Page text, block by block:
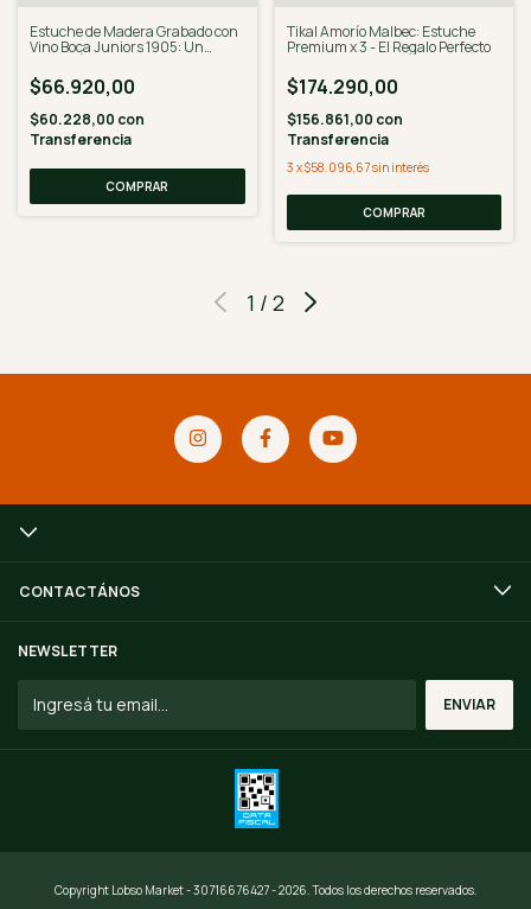
Estuche de Madera Grabado con
Vino Boca Juniors 1905: Un
$66.920,00
$60.228,00 con
Transferencia
COMPRAR
Tikal Amorío Malbec: Estuche
Premium x 3 - El Regalo Perfecto
$174.290,00
$156.861,00 con
Transferencia
3 x$58.096,67sin interés
1 / 2
CONTACTÁNOS
NEWSLETTER
Copyright Lobso Market - 30716676427 - 2026. Todos los derechos reservados.